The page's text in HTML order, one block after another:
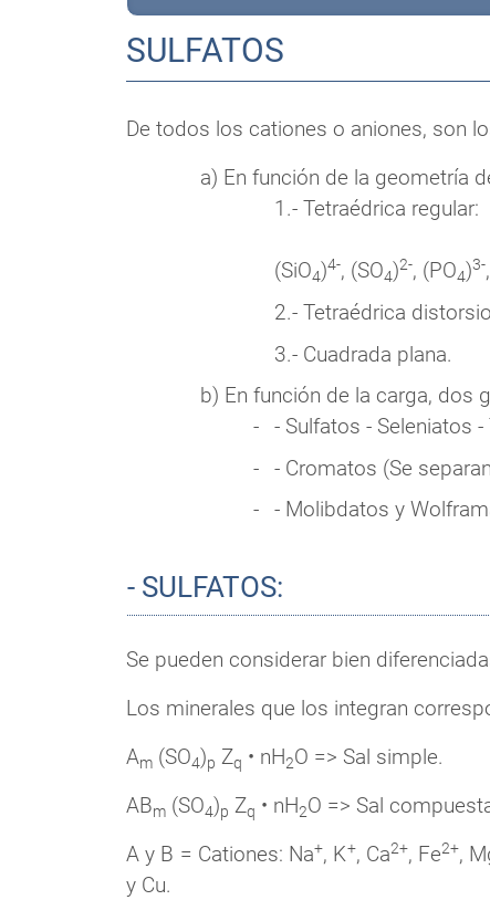
SULFATOS
De todos los cationes o aniones, son
a) En función de la geometría
1.- Tetraédrica regular:
(SiO4)4-, (SO4)2-, (PO4)3-
2.- Tetraédrica
3.- Cuadrada plana.
b) En función de la carga, dos
- Sulfatos - Seleniatos -
- Cromatos (Se
- Molibdatos y
- SULFATOS:
Se pueden considerar bien
Los minerales que los integran
Am(SO4)p Zq • nH2O => Sal simple.
ABm(SO4)p Zq • nH2O => Sal
A y B = Cationes: Na+, K+, Ca2+, Fe2+,
y Cu.